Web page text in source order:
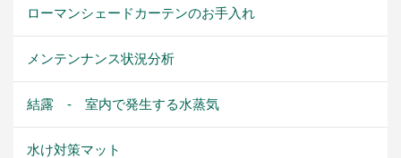
ローマンシェードカーテンのお手入れ
メンテンナンス状況分析
結露 - 室内で発生する水蒸気
水け対策マット